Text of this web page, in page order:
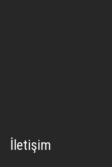
İletişim